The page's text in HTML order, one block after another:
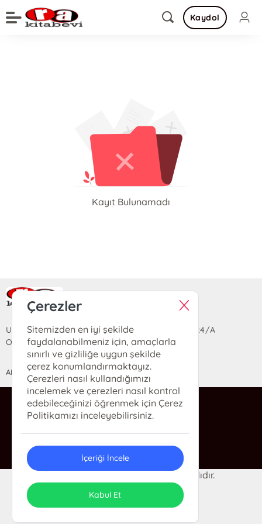
Kaydol
Kayıt Bulunamadı
Ra Yayın Kitabevi
Uzun Sokak Saray Çarşısı Lara Sineması Girişi No:4/A
Ortahisar/TRABZON
ANASAYFA YARDIM İLETİŞİM
ra@rakitap.com
0(462) 326 49 71
© 2024 Ra Kitabevi. Her hakkı saklıdır.
Tasarım & Uygulama
Çerezler
Sitemizden en iyi şekilde
faydalanabilmeniz için, amaçlarla
sınırlı ve gizliliğe uygun şekilde
çerez konumlandırmaktayız.
Çerezleri nasıl kullandığımızı
incelemek ve çerezleri nasıl kontrol
edebileceğinizi öğrenmek için Çerez
Politikamızı inceleyebilirsiniz.
İçeriği İncele
Kabul Et